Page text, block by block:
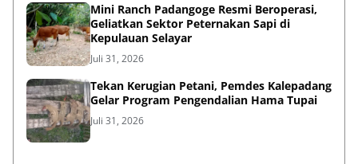
‎Mini Ranch Padangoge Resmi Beroperasi,
Geliatkan Sektor Peternakan Sapi di
Kepulauan Selayar ‎
Juli 31, 2026
Tekan Kerugian Petani, Pemdes Kalepadang
Gelar Program Pengendalian Hama Tupai
Juli 31, 2026